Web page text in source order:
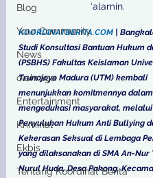
Blog
Your Community
News
olahraga
Entertainment
Kriminal
Ekbis
Tentang Koordinat Berita
‘alamin.
KOORDINATBERITA.COM |
Studi Konsultasi Bantuan Hukum
(PSBHS) Fakultas Keislaman
Trunojoyo Madura (UTM) kembali
menunjukkan komitmennya dalam
mengedukasi masyarakat,
Penyuluhan Hukum Anti Bullying
Kekerasan Seksual di Lembaga
yang dilaksanakan di SMA An-Nur
Nurul Huda, Desa Pakong,